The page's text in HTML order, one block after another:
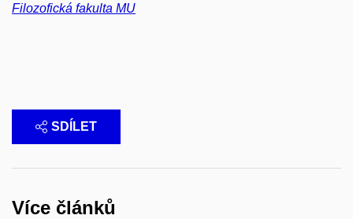
Filozofická fakulta MU
SDÍLET
Více článků